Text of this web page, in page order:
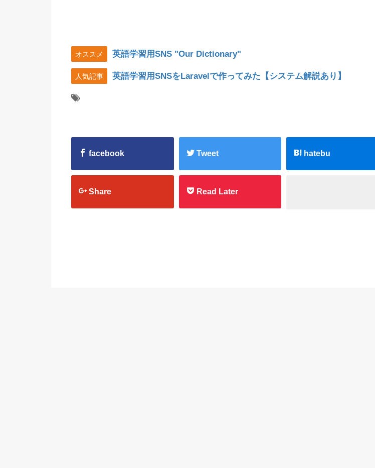
オススメ 英語学習用SNS "Our Dictionary"
人気記事 英語学習用SNSをLaravelで作ってみた【システム解説あり】
facebook Tweet hatebu
Share Read Later